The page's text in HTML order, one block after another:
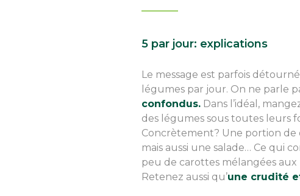
5 par jour: explications
Le message est parfois
légumes par jour. On ne parle
confondus. Dans l’idéal,
des légumes sous toutes leurs
Concrètement? Une portion de
mais aussi une salade… Ce qui
peu de carottes mélangées aux
Retenez aussi qu’une crudité